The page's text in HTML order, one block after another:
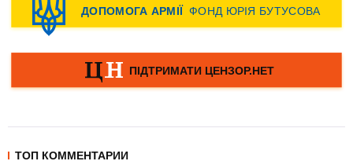
ТОП КОММЕНТАРИИ